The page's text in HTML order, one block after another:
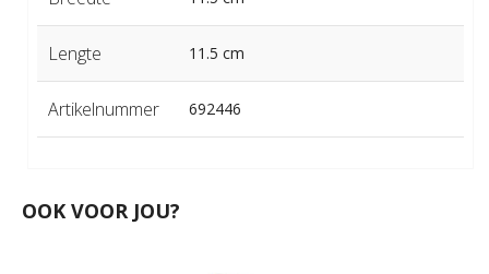
Lengte 11.5 cm
Artikelnummer 692446
OOK VOOR JOU?